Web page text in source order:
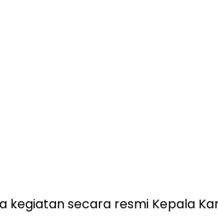
kegiatan secara resmi Kepala